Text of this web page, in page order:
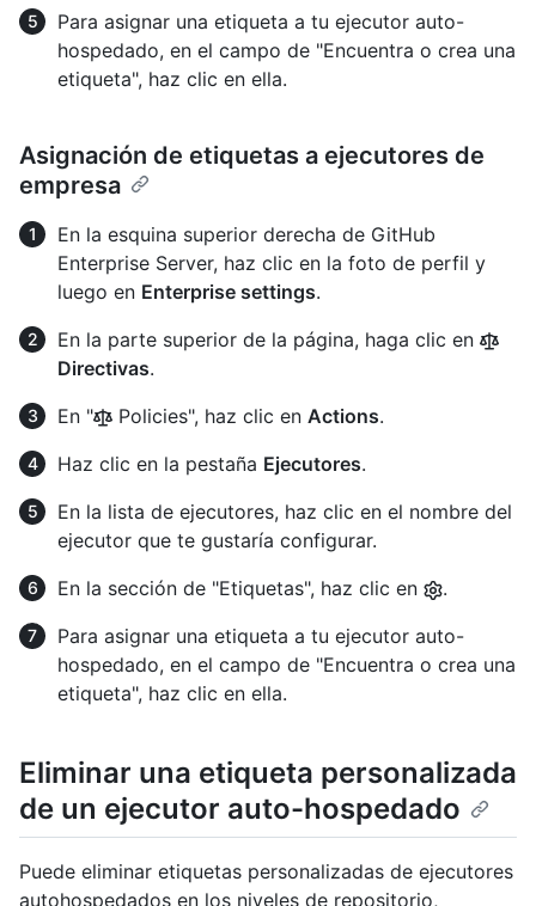
Para asignar una etiqueta a tu ejecutor auto-
hospedado, en el campo de "Encuentra o crea una
etiqueta", haz clic en ella.
Asignación de etiquetas a ejecutores de
empresa
En la esquina superior derecha de GitHub
Enterprise Server, haz clic en la foto de perfil y
luego en Enterprise settings.
En la parte superior de la página, haga clic en
Directivas.
En "
Policies", haz clic en Actions.
Haz clic en la pestaña Ejecutores.
En la lista de ejecutores, haz clic en el nombre del
ejecutor que te gustaría configurar.
En la sección de "Etiquetas", haz clic en
.
Para asignar una etiqueta a tu ejecutor auto-
hospedado, en el campo de "Encuentra o crea una
etiqueta", haz clic en ella.
Eliminar una etiqueta personalizada
de un ejecutor auto-hospedado
Puede eliminar etiquetas personalizadas de ejecutores
autohospedados en los niveles de repositorio,